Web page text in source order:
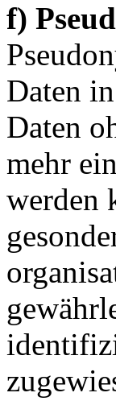
f)
Daten
Daten
mehr
werden